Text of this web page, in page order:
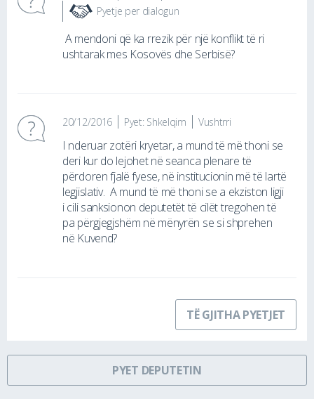
Pyetje per dialogun
A mendoni që ka rrezik për një konflikt të ri
ushtarak mes Kosovës dhe Serbisë?
20/12/2016 Pyet: Shkelqim Vushtrri
I nderuar zotëri kryetar, a mund të më thoni se
deri kur do lejohet në seanca plenare të
përdoren fjalë fyese, në institucionin më të lartë
legjislativ. A mund të më thoni se a ekziston ligji
i cili sanksionon deputetët të cilët tregohen të
pa përgjegjshëm në mënyrën se si shprehen
në Kuvend?
TË GJITHA PYETJET
PYET DEPUTETIN